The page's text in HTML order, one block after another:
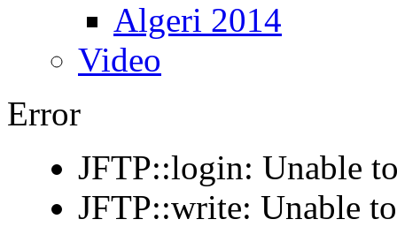
Algeri 2014
Video
Error
JFTP::login: Unable
JFTP::write: Unable